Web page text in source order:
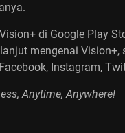
di Google Play
mengenai
Instagram,
Anytime, Anywhere!